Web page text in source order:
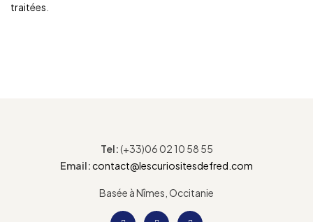
traitées
Tel:(+33)06 02 10 58 55
Email:contact@lescuriositesdefred.com
Basée à Nîmes, Occitanie